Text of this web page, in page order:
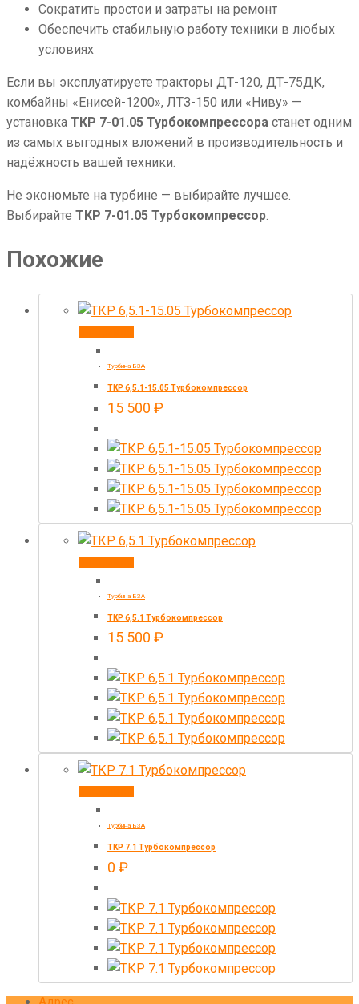
Сократить простои и затраты на ремонт
Обеспечить стабильную работу техники в любых
условиях
Если вы эксплуатируете тракторы ДТ-120, ДТ-75ДК,
комбайны «Енисей-1200», ЛТЗ-150 или «Ниву» —
установка ТКР 7-01.05 Турбокомпрессора станет одним
из самых выгодных вложений в производительность и
надёжность вашей техники.
Не экономьте на турбине — выбирайте лучшее.
Выбирайте ТКР 7-01.05 Турбокомпрессор
Похожие
Турбина БЗА
ТКР 6,5.1-15.05 Турбокомпрессор
15 500 ₽
Турбина БЗА
ТКР 6,5.1 Турбокомпрессор
15 500 ₽
Турбина БЗА
ТКР 7.1 Турбокомпрессор
0 ₽